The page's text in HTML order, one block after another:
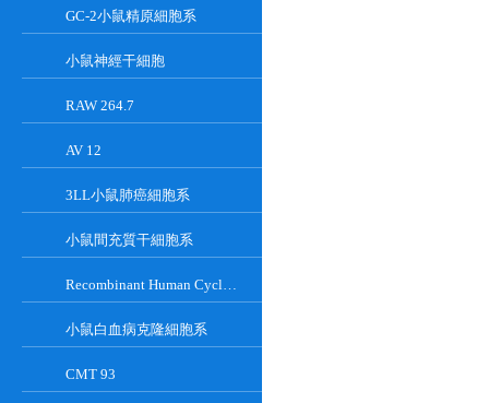
GC-2小鼠精原細胞系
小鼠神經干細胞
RAW 264.7
AV 12
3LL小鼠肺癌細胞系
小鼠間充質干細胞系
Recombinant Human Cyclin-Dependent Kinase Inhibitor 2A
小鼠白血病克隆細胞系
CMT 93